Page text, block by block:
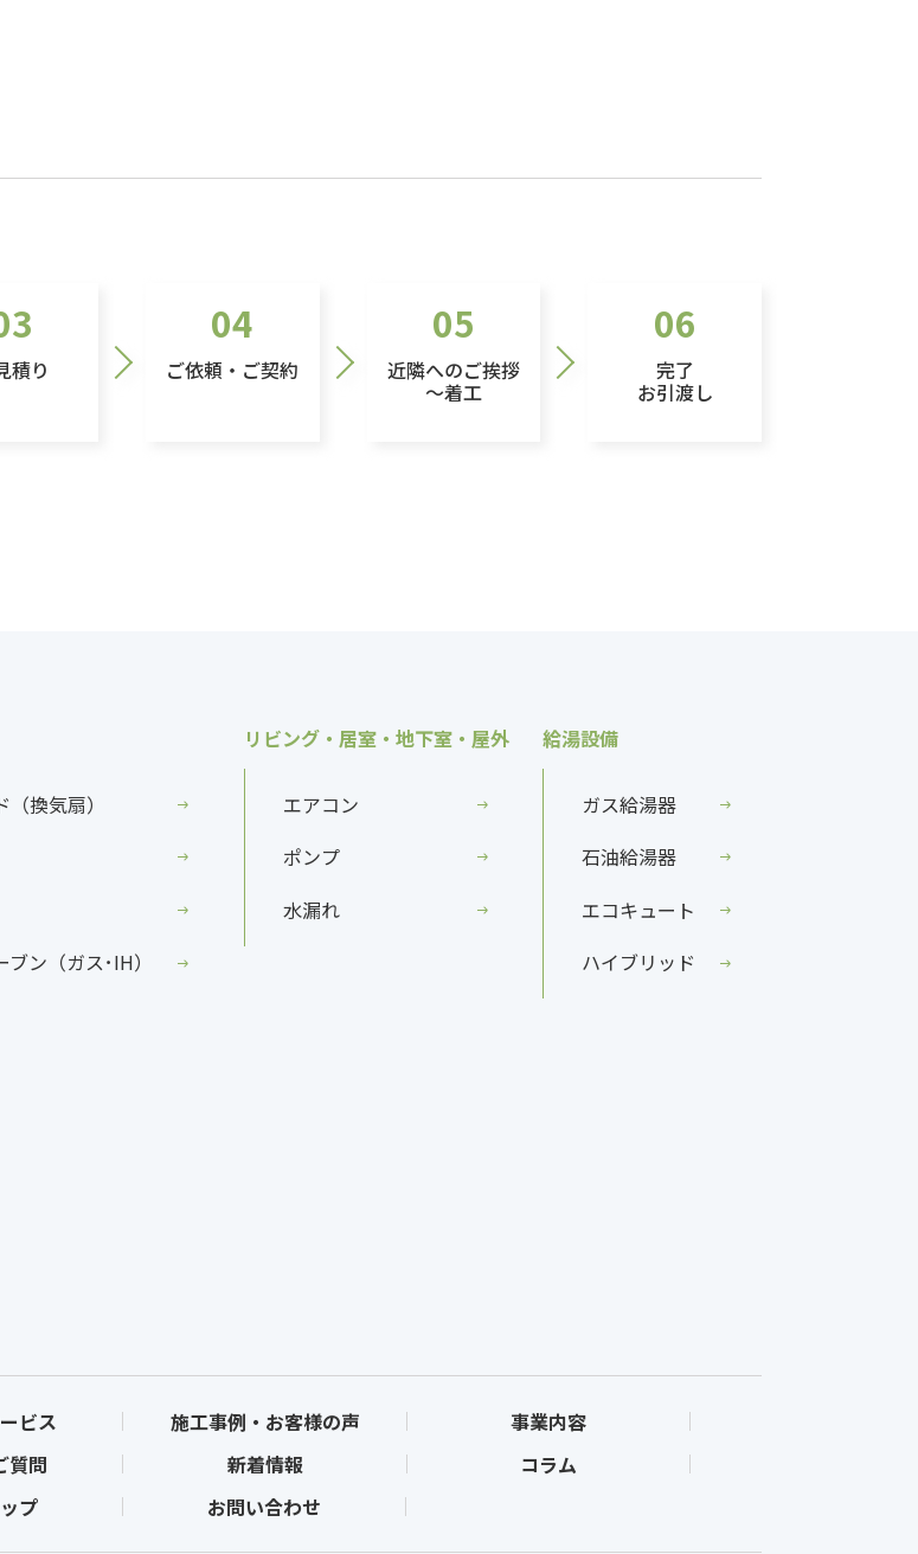
積り
04
ご依頼・ご契約
05
近隣へのご挨拶
～着工
06
完了
お引渡し
換気扇）
ン（ガス･IH）
リビング・居室・地下室・屋外
エアコン
ポンプ
水漏れ
給湯設備
ガス給湯器
石油給湯器
エコキュート
ハイブリッド
ビス 施工事例・お客様の声
事業内容
質問 新着情報
コラム
プ
お問い合わせ